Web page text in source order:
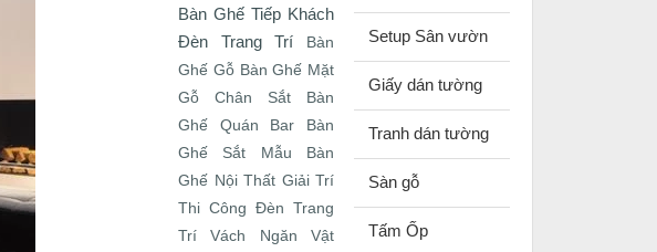
Bàn Ghế Tiếp Khách
Đèn Trang Trí
Bàn
Ghế Gỗ Bàn Ghế Mặt
Gỗ Chân Sắt
Bàn
Ghế Quán Bar
Bàn
Ghế Sắt
Mẫu Bàn
Ghế Nội Thất Giải Trí
Thi Công Đèn Trang
Trí
Vách Ngăn
Vật
Setup Sân vườn
Giấy dán tường
Tranh dán tường
Sàn gỗ
Tấm Ốp